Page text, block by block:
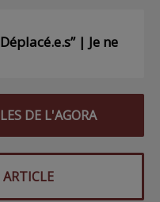
| Je ne
DE L'AGORA